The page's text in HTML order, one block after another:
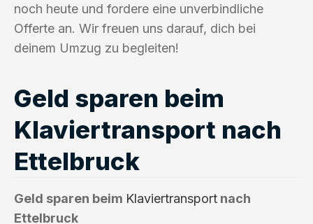
noch heute und fordere eine unverbindliche
Offerte an. Wir freuen uns darauf, dich bei
deinem Umzug zu begleiten!
Geld sparen beim
Klaviertransport nach
Ettelbruck
Geld sparen beim Klaviertransport nach
Ettelbruck